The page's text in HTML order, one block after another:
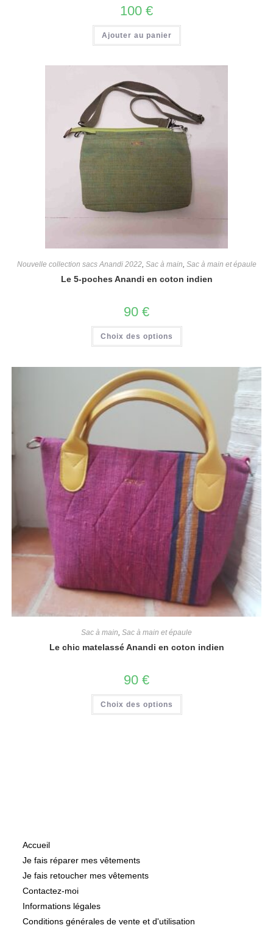
100 €
Ajouter au panier
Nouvelle collection sacs Anandi 2022, Sac à main, Sac à main et épaule
Le 5-poches Anandi en coton indien
90 €
Choix des options
Sac à main, Sac à main et épaule
Le chic matelassé Anandi en coton indien
90 €
Choix des options
Accueil
Je fais réparer mes vêtements
Je fais retoucher mes vêtements
Contactez-moi
Informations légales
Conditions générales de vente et d'utilisation